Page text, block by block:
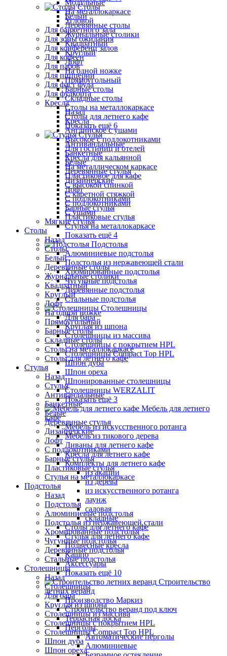
Столы
Белый
Деревянные столы
Журнальные столики
Квадратный
Круглый
Лофт
На одной ножке
Прямоугольный
Барные столы
Складные столы
Столы на металлокаркасе
Столы для летнего кафе
Показать ещё 6
Стулья
Антивандальные
Банкетные
Белые
Деревянные стулья
Дизайнерские
Лофт
С подлокотниками
Барные стулья
Пластиковые стулья
Стулья на металлокаркасе
Показать ещё 4
Подстолья
Алюминиевые подстолья
Подстолья из нержавеющей стали
Хромированные подстолья
Чугунные подстолья
Деревянные подстолья
Стальные подстолья
Столешницы
Для бара
Круглая из шпона
Столешницы из массива
Столешницы с покрытием HPL
Столешницы Сompact Top HPL
Шпон дуба
Шпон ореха
Шпонированные столешницы
Столешницы WERZALIT
Показать ещё 3
Мебель для летнего
кафе
Мебель из искусственного ротанга
Мебель из тикового дерева
Диваны для летнего кафе
Кресла для летнего кафе
Комплекты для летнего кафе
из акации
из дерева
из искусственного ротанга
лаунж
садовая
складные
Столы для летнего кафе
Стулья для летнего кафе
Подвесные кресла
Кашпо
Аксессуары
Показать ещё 10
Строительство
летних веранд
Производство Маркиз
Строительство веранд под ключ
Террасная доска
Перголы
Автоматические перголы
Алюминиевые
Модульные
На металлокаркасе
Угловой
Для банкетного зала
Для зоны ожидания
Для конференц залов
Для кофеен
Для пабов
Для пиццерии
Для фаст фуда
Для фудкорта
Кресла
Назад
Кресла
Английское с ушами
Высокое с подлокотниками
Для гостиниц и отелей
Кресла для кальянной
На металлическом каркасе
Пластиковое для кафе
С высокой спинкой
С каретной стяжкой
С подлокотниками
С ушами
Мягкие стулья
Столы
Назад
Столы
Белый
Деревянные столы
Журнальные столики
Квадратный
Круглый
Лофт
На одной ножке
Прямоугольный
Барные столы
Складные столы
Столы на металлокаркасе
Столы для летнего кафе
Стулья
Назад
Стулья
Антивандальные
Банкетные
Белые
Деревянные стулья
Дизайнерские
Лофт
С подлокотниками
Барные стулья
Пластиковые стулья
Стулья на металлокаркасе
Подстолья
Назад
Подстолья
Алюминиевые подстолья
Подстолья из нержавеющей стали
Хромированные подстолья
Чугунные подстолья
Деревянные подстолья
Стальные подстолья
Столешницы
Назад
Столешницы
Для бара
Круглая из шпона
Столешницы из массива
Столешницы с покрытием HPL
Столешницы Сompact Top HPL
Шпон дуба
Шпон ореха